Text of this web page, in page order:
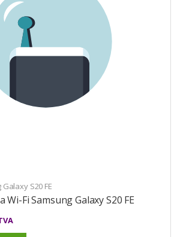
S20 FE
Fi Samsung Galaxy S20 FE